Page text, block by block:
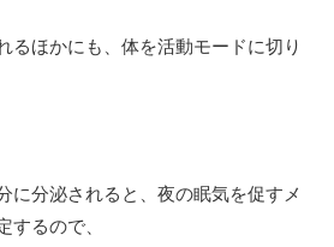
るほかにも、体を活動モードに切り
に分泌されると、夜の眠気を促すメ
するので、